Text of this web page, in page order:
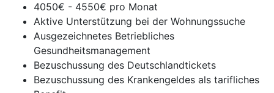
4050€ - 4550€ pro Monat
Aktive Unterstützung bei der Wohnungssuche
Ausgezeichnetes Betriebliches
Gesundheitsmanagement
Bezuschussung des Deutschlandtickets
Bezuschussung des Krankengeldes als tarifliches